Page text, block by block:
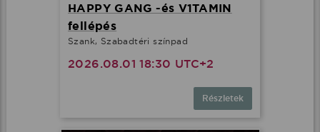
HAPPY GANG -és V1TAMIN
fellépés
Szank, Szabadtéri színpad
2026.08.01 18:30 UTC+2
Részletek